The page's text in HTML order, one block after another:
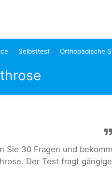
Selbsttest Orthopädische
Sie 30 Fragen und
Der Test fragt